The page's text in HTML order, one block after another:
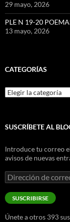
29 mayo, 2026
PLE N 19-20
13 mayo, 2026
CATEGORÍAS
Categorías
SUSCRÍBETE AL
Introduce tu correo
avisos de nuevas
Dirección
de
correo
electrónico
SUSCRIBIRSE
Únete a otros 393